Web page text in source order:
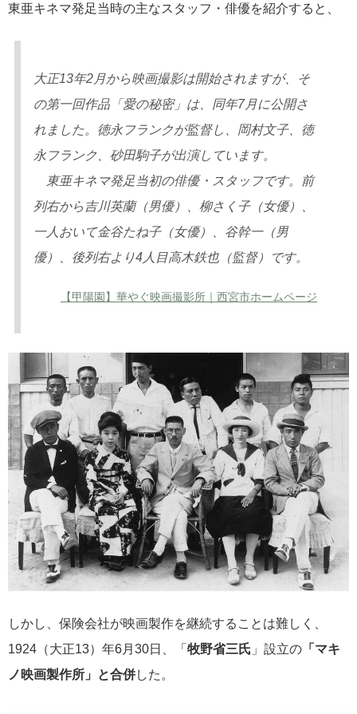
東亜キネマ発足当時の主なスタッフ・俳優を紹介すると、
大正13年2月から映画撮影は開始されますが、そ
の第一回作品「愛の秘密」は、同年7月に公開さ
れました。徳永フランクが監督し、岡村文子、徳
永フランク、砂田駒子が出演しています。
東亜キネマ発足当初の俳優・スタッフです。前
列右から吉川英蘭（男優）、柳さく子（女優）、
一人おいて金谷たね子（女優）、谷幹一（男
優）、後列右より4人目高木鉄也（監督）です。
【甲陽園】華やぐ映画撮影所｜西宮市ホームページ
しかし、保険会社が映画製作を継続することは難しく、
1924（大正13）年6月30日、「 牧野省三氏 」設立の 「マキ
ノ映画製作所」と合併した。